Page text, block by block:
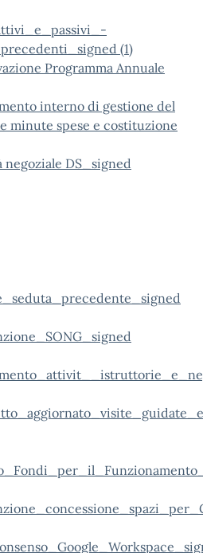
(1)
Programma Annuale
interno di gestione del
minute spese e costituzione
DS_signed